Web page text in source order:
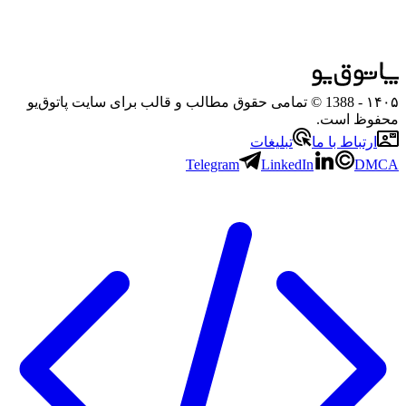
۱۴۰۵
- 1388 © تمامی حقوق مطالب و قالب برای سایت پاتوق‌یو
محفوظ است.
ارتباط با ما
تبلیغات
Telegram
LinkedIn DMCA